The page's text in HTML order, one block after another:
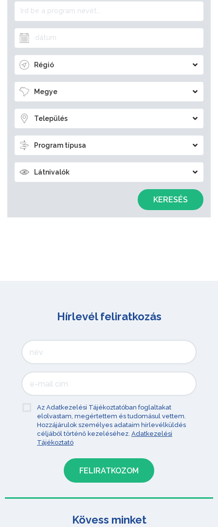
Régió
Megye
Település
Program típusa
Látnivalók
KERESÉS
Hírlevél feliratkozás
Az Adatkezelési Tájékoztatóban foglaltakat
elolvastam, megértettem és tudomásul vettem.
Hozzájárulok személyes adataim hírlevélküldés
céljából történő kezeléséhez. Adatkezelési
Tájékoztató
Kövess minket